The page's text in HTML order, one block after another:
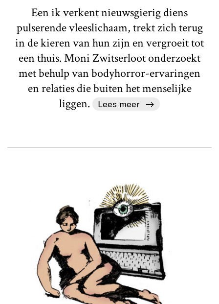
Een ik verkent nieuwsgierig diens
pulserende vleeslichaam, trekt zich terug
in de kieren van hun zijn en vergroeit tot
een thuis. Moni Zwitserloot onderzoekt
met behulp van bodyhorror-ervaringen
en relaties die buiten het menselijke
liggen.
Lees meer